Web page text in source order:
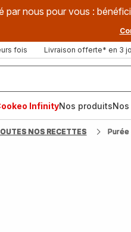
par nous pour vous :
fois Livraison offerte* en 3
InfinityNos produits
NOS RECETTES Purée